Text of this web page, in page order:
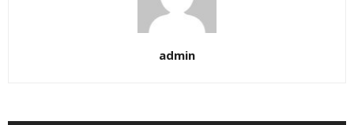
admin